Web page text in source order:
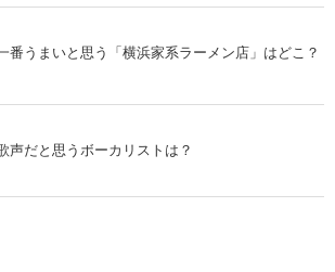
番うまいと思う「横浜家系ラーメン店」はどこ？
声だと思うボーカリストは？